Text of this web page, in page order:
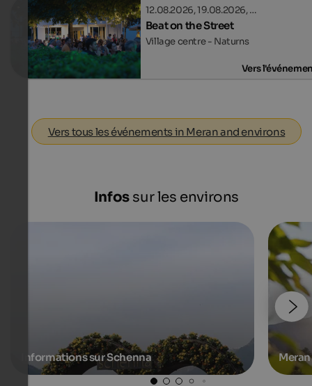
12.08.2026, 19.08.2026, …
Beat on the Street
Village centre - Naturns
Vers
Vers tous les événements in Meran and environs
Infossur les environs
Informations sur Schenna